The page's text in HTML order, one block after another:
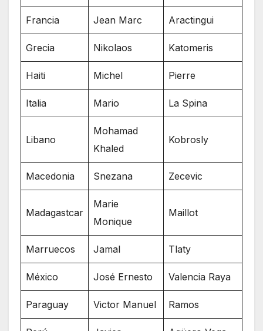
Francia Jean Marc Aractingui
Grecia Nikolaos Katomeris
Haiti Michel Pierre
Italia Mario La Spina
Libano
Mohamad
Khaled
Kobrosly
Macedonia Snezana Zecevic
Madagastcar
Marie
Monique
Maillot
Marruecos Jamal Tlaty
México José Ernesto Valencia Raya
Paraguay Victor Manuel Ramos